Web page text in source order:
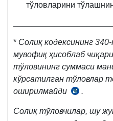
тўловларини
* Солиқ кодексининг
мувофиқ ҳисоблаб
тўловининг суммаси
кўрсатилган тўловлар
оширилмайди
СК
.
Солиқ тўловчилар, шу